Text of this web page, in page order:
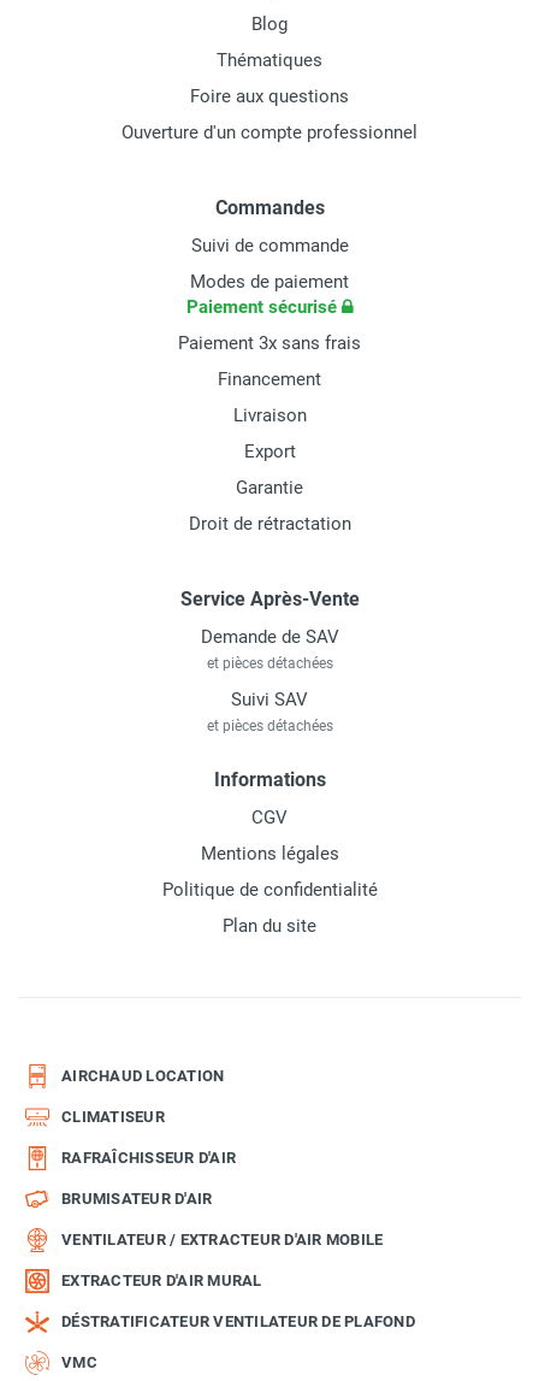
Blog
Thématiques
Foire aux questions
Ouverture d'un compte professionnel
Commandes
Suivi de commande
Modes de paiement
Paiement sécurisé
Paiement 3x sans frais
Financement
Livraison
Export
Garantie
Droit de rétractation
Service Après-Vente
Demande de SAV
et pièces détachées
Suivi SAV
et pièces détachées
Informations
CGV
Mentions légales
Politique de confidentialité
Plan du site
AIRCHAUD LOCATION
CLIMATISEUR
RAFRAÎCHISSEUR D'AIR
BRUMISATEUR D'AIR
VENTILATEUR / EXTRACTEUR D'AIR MOBILE
EXTRACTEUR D'AIR MURAL
DÉSTRATIFICATEUR VENTILATEUR DE PLAFOND
VMC